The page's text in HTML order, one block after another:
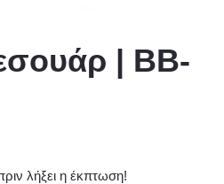
| BB-
λήξει η έκπτωση!